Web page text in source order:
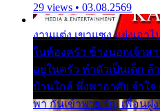
29 views • 03.08.2569
งานแต่ง เขาแซง แย่งเอ
ในห้องครัว ข้างนอกเจ้าส
อยู่ในครัว ทำตัวเป็นเด็ก ล้
บ้านใกล้ พึ่งพาอาศัย จำใจ
พา กันเข้าพาขวัญ เพื่อนฝูง